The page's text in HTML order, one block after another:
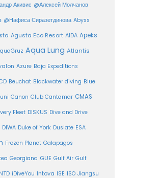
Акивис @Алексей Молчанов
@Нафиса Сиразетдинова Abyss
Agusta Eco Resort AIDA Apeks
Aqua Lung Atlantis
Azure Baja Expeditions
Beuchat Blackwater diving Blue
Canon Club Cantamar CMAS
Fleet DISKUS Dive and Drive
DIWA Duke of York Duslate ESA
Frozen Planet Galapagos
Georgiana GUE Gulf Air Gulf
iDiveYou Intova ISE ISO Jiangsu